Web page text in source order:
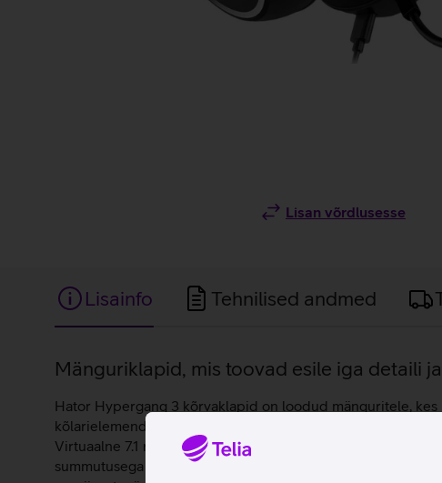
Lisan võrdlusesse
Lisainfo Tehnilised andmed
Lisainfo
Mänguriklapid, mis toovad esile iga detaili
Hator Hypergang 3 kõrvaklapid on loodud mänguritele,
kõlarielemendid koos 24‑bitise DAC‑i ja kahe tuumaga
Virtuaalne 7.1 ruumiline heli loob täpse ruumilise
summutusega tagab selge ja loomuliku suhtluse nii